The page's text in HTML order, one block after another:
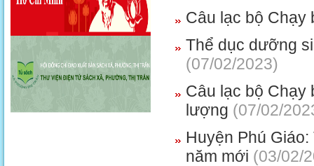
Câu lạc bộ Chạy
Thể dục dưỡng
(07/02/2023)
Câu lạc bộ Chạy
lượng (07/02/
Huyện Phú
năm mới (03/02/